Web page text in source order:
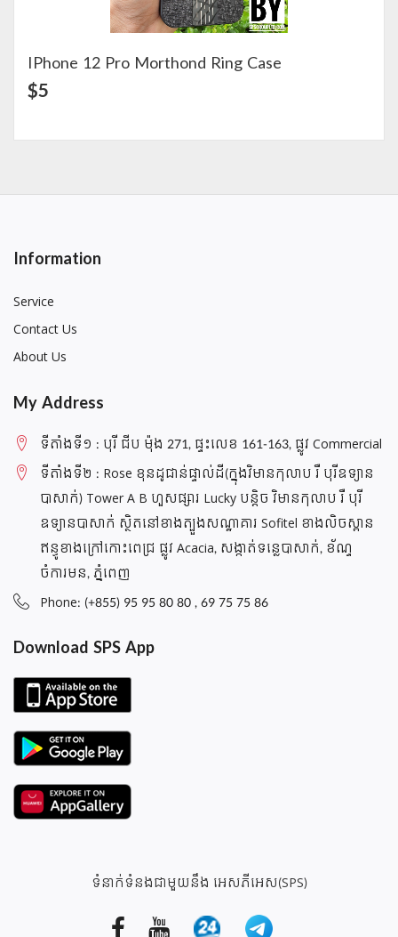
IPhone 12 Pro Morthond Ring Case
$5
View Detail
Information
Service
Contact Us
About Us
My Address
ទីតាំងទី១ : បុរី ជីប ម៉ុង 271, ផ្ទះលេខ 161-163, ផ្លូវ Commercial
ទីតាំងទី២ : Rose ខុនដូជាន់ផ្ទាល់ដី(ក្នុងវិមានកុលាប រឺ បុរីឧទ្យាន
បាសាក់) Tower A B ហួសផ្សារ Lucky បន្តិច វិមានកុលាប រឺ បុរី
ឧទ្យានបាសាក់ ស្ថិតនៅខាងត្បួងសណ្ឋាគារ Sofitel ខាងលិចស្ពាន
ឥន្ធូខាងក្រៅកោះពេជ្រ ផ្លូវ Acacia, សង្កាត់ទន្លេបាសាក់, ខ័ណ្ទ
ចំការមន, ភ្នំពេញ
Phone: (+855) 95 95 80 80 , 69 75 75 86
Download SPS App
ទំនាក់ទំនងជាមួយនឹង អេសភីអេស(SPS)